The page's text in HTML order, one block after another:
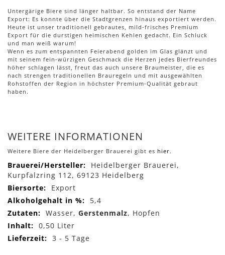
Untergärige Biere sind länger haltbar. So entstand der Name
Export: Es konnte über die Stadtgrenzen hinaus exportiert werden.
Heute ist unser traditionell gebrautes, mild-frisches Premium
Export für die durstigen heimischen Kehlen gedacht. Ein Schluck
und man weiß warum!
Wenn es zum entspannten Feierabend golden im Glas glänzt und
mit seinem fein-würzigen Geschmack die Herzen jedes Bierfreundes
höher schlagen lässt, freut das auch unsere Braumeister, die es
nach strengen traditionellen Brauregeln und mit ausgewählten
Rohstoffen der Region in höchster Premium-Qualität gebraut
haben.
WEITERE INFORMATIONEN
Weitere Biere der Heidelberger Brauerei gibt es hier.
Mehr
Informationen
Heidelberger Brauerei,
Kurpfalzring 112, 69123 Heidelberg
Export
5,4
Wasser, Gerstenmalz, Hopfen
0,50 Liter
3 - 5 Tage